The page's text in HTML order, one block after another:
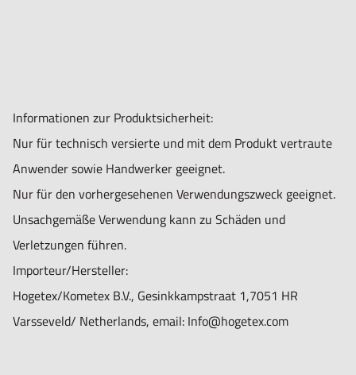
Informationen zur Produktsicherheit:
Nur für technisch versierte und mit dem Produkt vertraute
Anwender sowie Handwerker geeignet.
Nur für den vorhergesehenen Verwendungszweck geeignet.
Unsachgemäße Verwendung kann zu Schäden und
Verletzungen führen.
Importeur/Hersteller:
Hogetex/Kometex B.V., Gesinkkampstraat 1,7051 HR
Varsseveld/ Netherlands, email: Info@hogetex.com